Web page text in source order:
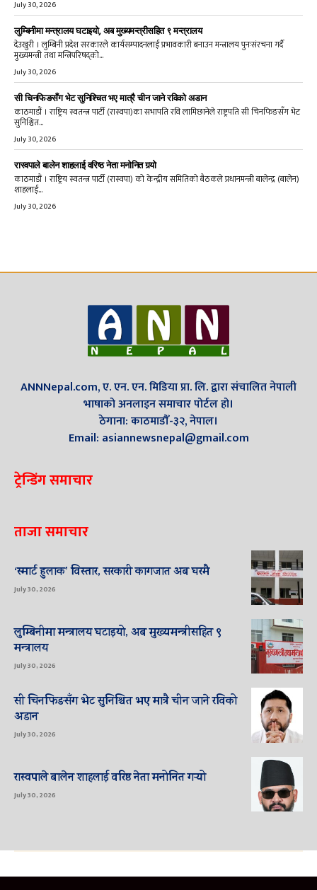
July 30, 2026
लुम्बिनीमा मन्त्रालय घटाइयो, अब मुख्यमन्त्रीसहित ९ मन्त्रालय
देउखुरी । लुम्बिनी प्रदेश सरकारले कार्यसम्पादनलाई प्रभावकारी बनाउन मन्त्रालय पुनःसंरचना गर्दै
मुख्यमन्त्री तथा मन्त्रिपरिषद्को...
July 30, 2026
सी चिनफिङसँग भेट सुनिश्चित भए मात्रै चीन जाने रविको अडान
काठमाडौं । राष्ट्रिय स्वतन्त्र पार्टी (रास्वपा)का सभापति रवि लामिछानेले राष्ट्रपति सी चिनफिङसँग भेट
सुनिश्चित...
July 30, 2026
रास्वपाले बालेन शाहलाई वरिष्ठ नेता मनोनित गर्‍यो
काठमाडौं । राष्ट्रिय स्वतन्त्र पार्टी (रास्वपा) को केन्द्रीय समितिको बैठकले प्रधानमन्त्री बालेन्द्र (बालेन)
शाहलाई...
July 30, 2026
ANNNepal.com, ए. एन. एन. मिडिया प्रा. लि. द्वारा संचालित नेपाली
भाषाको अनलाइन समाचार पोर्टल हो।
ठेगाना: काठमाडौँ-३२, नेपाल।
Email: asiannewsnepal@gmail.com
ट्रेन्डिंग समाचार
ताजा समाचार
‘स्मार्ट हुलाक’ विस्तार, सरकारी कागजात अब घरमै
July 30, 2026
लुम्बिनीमा मन्त्रालय घटाइयो, अब मुख्यमन्त्रीसहित ९
मन्त्रालय
July 30, 2026
सी चिनफिङसँग भेट सुनिश्चित भए मात्रै चीन जाने रविको
अडान
July 30, 2026
रास्वपाले बालेन शाहलाई वरिष्ठ नेता मनोनित गर्‍यो
July 30, 2026